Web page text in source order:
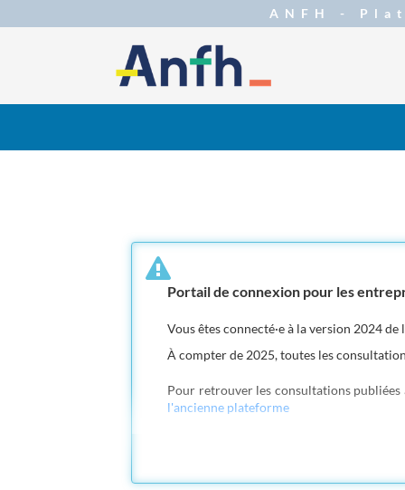
Portail de connexion pour les
Vous êtes connecté·e à la version 2024
À compter de 2025, toutes les
Pour retrouver les consultations
l'ancienne plateforme